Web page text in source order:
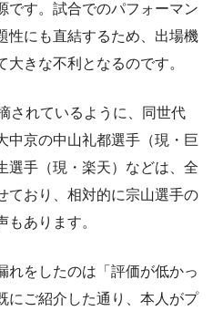
です。試合でのパフォーマン
性にも直結するため、出場機
きな不利となるのです。
されているように、同世代
中京の中山礼都選手（現・巨
選手（現・楽天）などは、全
ており、相対的に宗山選手の
あります。
れをしたのは「評価が低かっ
にご紹介した通り、本人がプ